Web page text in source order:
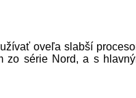
oveľa slabší
série Nord, a s